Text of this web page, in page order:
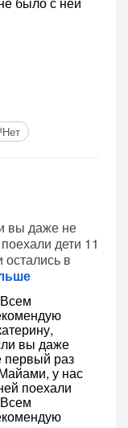
Нет
вы даже не
дети 11
в